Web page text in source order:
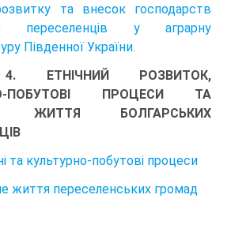
та внесок господарств
переселенців у аграрну
Південної України.
ЕТНІЧНИЙ РОЗВИТОК,
ПОБУТОВІ ПРОЦЕСИ ТА
ЖИТТЯ БОЛГАРСЬКИХ
та культурно-побутові процеси
життя переселенських громад